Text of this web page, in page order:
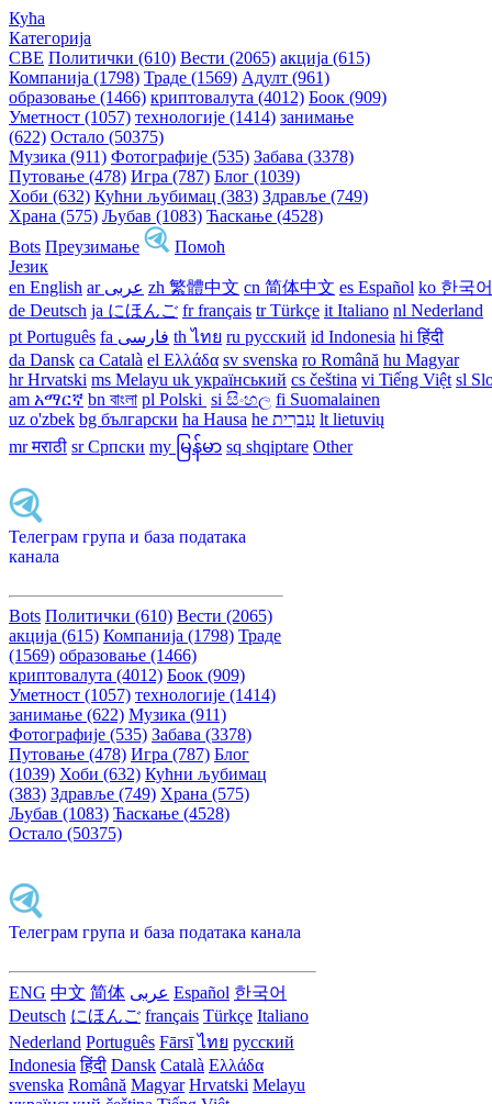
Кућа
Категорија
СВЕ Политички (610) Вести (2065) акција (615)
Компанија (1798) Траде (1569) Адулт (961)
образовање (1466) криптовалута (4012) Боок (909)
Уметност (1057) технологије (1414) занимање
(622) Остало (50375)
Музика (911) Фотографије (535) Забава (3378)
Путовање (478) Игра (787) Блог (1039)
Хоби (632) Кућни љубимац (383) Здравље (749)
Храна (575) Љубав (1083) Ћаскање (4528)
Bots Преузимање
Помоћ
Језик
en English
ar عربى zh 繁體中文 cn 简体中文 es Español ko 한국어
de Deutsch ja にほんご fr français tr Türkçe it Italiano nl Nederland
pt Português
th ไทย ru русский id Indonesia hi हिंदी
da Dansk‎ ca Català el Ελλάδα sv svenska ro Română hu Magyar
hr Hrvatski ms Melayu uk український‎ cs čeština‎ vi Tiếng Việt sl
am አማርኛ bn বাংলা pl Polski ‎ si සිංහල fi Suomalainen
uz o'zbek bg български ha Hausa‎ he עִברִית lt lietuvių
mr मराठी sr Српски my မြန်မာ sq shqiptare Other
Телеграм група и база података
канала
Bots Политички (610) Вести (2065)
акција (615) Компанија (1798) Траде
(1569) образовање (1466)
криптовалута (4012) Боок (909)
Уметност (1057) технологије (1414)
занимање (622) Музика (911)
Фотографије (535) Забава (3378)
Путовање (478) Игра (787) Блог
(1039) Хоби (632) Кућни љубимац
(383) Здравље (749) Храна (575)
Љубав (1083) Ћаскање (4528)
Остало (50375)
Телеграм група и база података канала
ENG 中文 简体 عربى Español 한국어
Deutsch にほんご français Türkçe Italiano
Nederland Português Fārsī‎ ไทย русский
Indonesia हिंदी Dansk‎ Català Ελλάδα
svenska Română Magyar Hrvatski Melayu